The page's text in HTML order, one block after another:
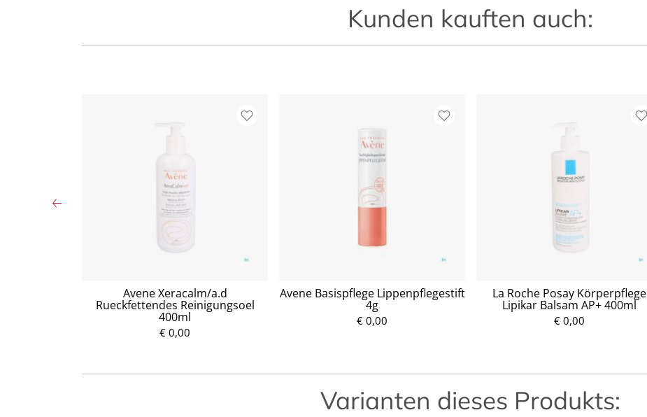
Kunden kauften auch:
Avene Xeracalm/a.d
Rueckfettendes Reinigungsoel
400ml
€ 0,00
Avene Basispflege Lippenpflegestift
4g
€ 0,00
La Roche Posay Körperpflege
Lipikar Balsam AP+ 400ml
€ 0,00
P
r
P
P
Varianten dieses Produkts: